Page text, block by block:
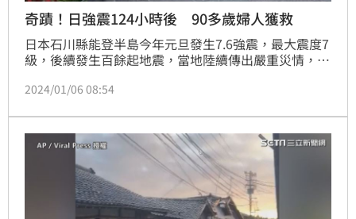
奇蹟！日強震124小時後 90多歲婦人獲救
日本石川縣能登半島今年元旦發生7.6強震，最大震度7
級，後續發生百餘起地震，當地陸續傳出嚴重災情，目
縣內已確認的死亡人數升至126人。不過，就在震災後
市松陰町川尻的一棟倒塌的房屋中，救出一名年邁婦
人，該女子已被送往醫院。
2024/01/06 08:54